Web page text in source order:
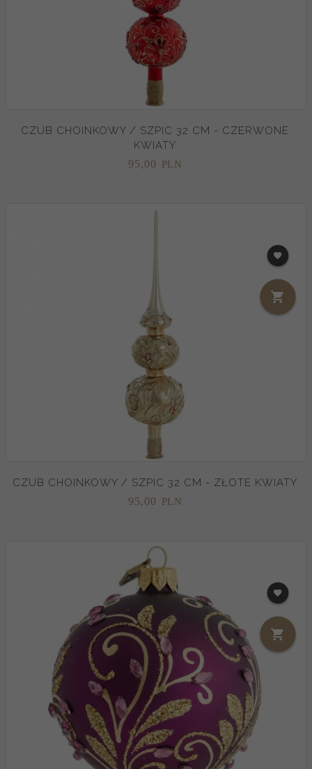
CZUB CHOINKOWY / SZPIC 32 CM - CZERWONE
KWIATY
95,00 PLN
CZUB CHOINKOWY / SZPIC 32 CM - ZŁOTE KWIATY
95,00 PLN